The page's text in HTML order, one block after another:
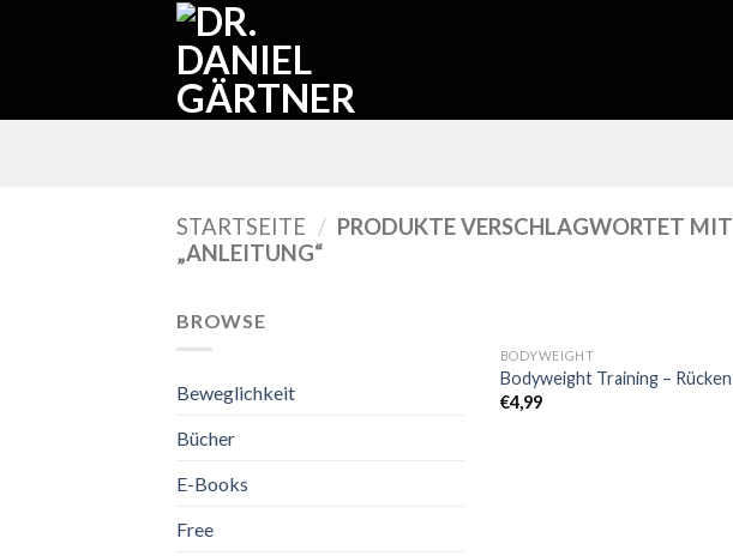
STARTSEITE / PRODUKTE VERSCHLAGWORTET MIT
„ANLEITUNG“
BROWSE
Beweglichkeit
Bücher
E-Books
Free
BODYWEIGHT
Bodyweight Training – Rücken
€4,99